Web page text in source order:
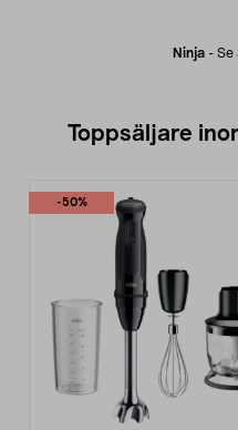
Ninja - Se
Toppsäljare
-50%